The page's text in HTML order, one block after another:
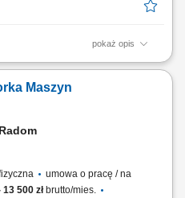
pokaż opis
procesów pracy – od cięcia
Praca w produkcji jednostkowej i
do obróbki drewna;
Radom
umowa o pracę / na
500 złbrutto/mies.